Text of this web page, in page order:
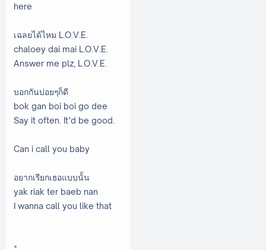
here
เฉลยได้ไหม L.O.V.E.
chaloey dai mai L.O.V.E.
Answer me plz, L.O.V.E.
บอกกันบ่อยๆก็ดี
bok gan boi boi go dee
Say it often. It’d be good.
Can i call you baby
อยากเรียกเธอแบบนั้น
yak riak ter baeb nan
I wanna call you like that